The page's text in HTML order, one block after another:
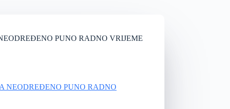
PUNO RADNO VRIJEME
NEODREĐENO PUNO RADNO